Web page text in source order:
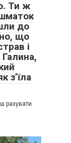
Ти ж
до
що
і
з’їла
рахувати